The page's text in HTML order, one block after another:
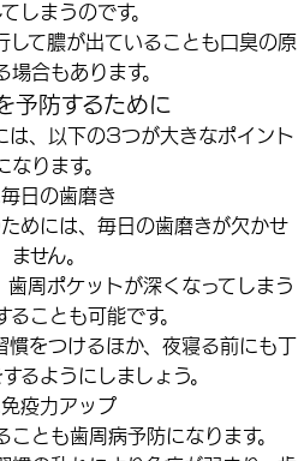
しまうのです。
て膿が出ていることも口臭の原
場合もあります。
予防するために
は、以下の3つが大きなポイント
なります。
日の歯磨き
めには、毎日の歯磨きが欠かせ
ません。
歯周ポケットが深くなってしまう
ることも可能です。
慣をつけるほか、夜寝る前にも丁
るようにしましょう。
疫力アップ
とも歯周病予防になります。